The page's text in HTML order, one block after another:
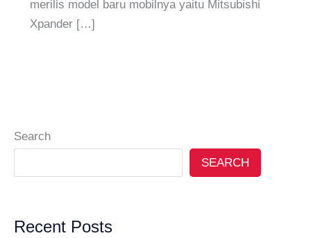
merilis model baru mobilnya yaitu Mitsubishi
Xpander […]
Search
SEARCH
Recent Posts